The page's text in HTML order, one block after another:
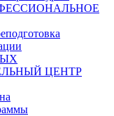
ЦЕНТР